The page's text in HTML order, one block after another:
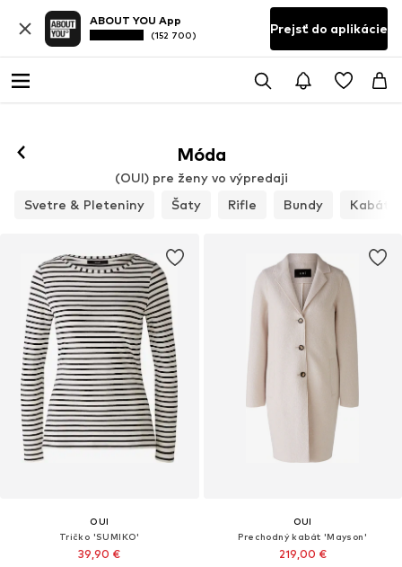
ABOUT YOU App
(152 700) Prejsť do aplikácie
Móda
(OUI) pre ženy vo výpredaji
Svetre & Pleteniny
Šaty Rifle Bundy Kabáty
OUI
Tričko 'SUMIKO'
39,90 €
OUI
Prechodný kabát 'Mayson'
219,00 €